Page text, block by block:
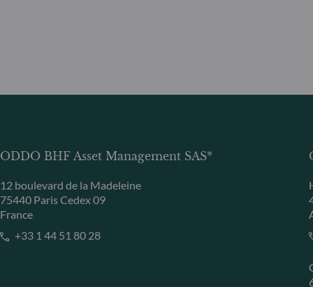
ODDO BHF Asset Management SAS*
12 boulevard de la Madeleine
75440 Paris Cedex 09
France
+33 1 44 51 80 28